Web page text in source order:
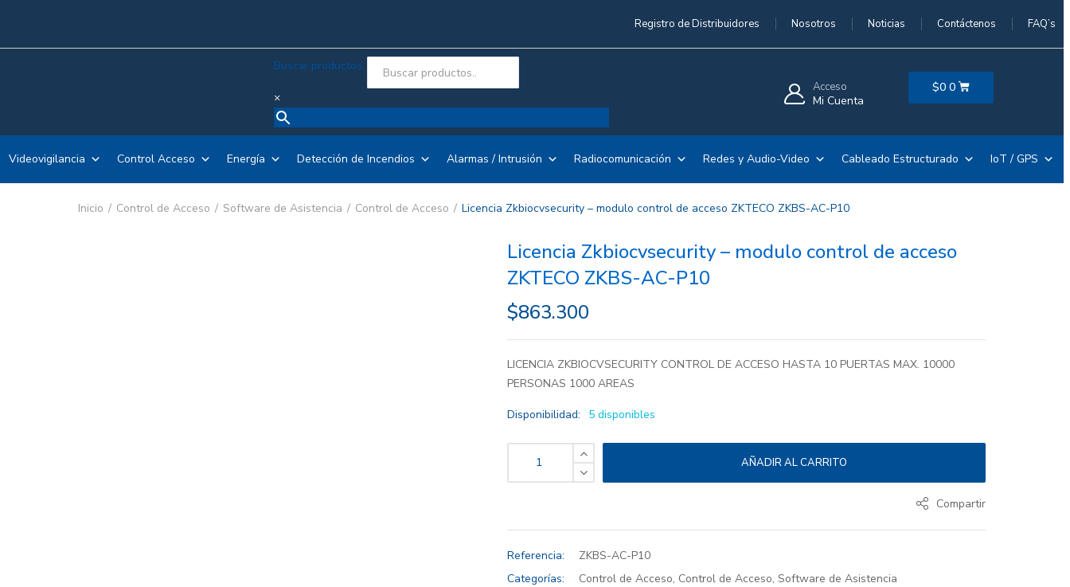
Registro de Distribuidores Nosotros Noticias Contáctenos FAQ’s
Buscar productos..
×
Acceso
Mi Cuenta
$0 0
Videovigilancia Control Acceso Energía Detección de Incendios Alarmas / Intrusión Radiocomunicación Redes y Audio-Video Cableado Estructurado IoT / GPS
Inicio Control de Acceso Software de Asistencia Control de Acceso Licencia Zkbiocvsecurity – modulo control de acceso ZKTECO ZKBS-AC-P10
Licencia Zkbiocvsecurity – modulo control de acceso
ZKTECO ZKBS-AC-P10
$863.300
LICENCIA ZKBIOCVSECURITY CONTROL DE ACCESO HASTA 10 PUERTAS MAX. 10000
PERSONAS 1000 AREAS
Disponibilidad: 5 disponibles
AÑADIR AL CARRITO
Compartir
Referencia:
ZKBS-AC-P10
Categorías:
Control de Acceso, Control de Acceso,Software de Asistencia